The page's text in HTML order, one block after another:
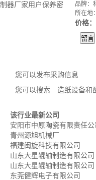
品牌：
所在地
价格
留言
您可以发布采购信息
您可以搜索
造纸设备和
该行业最新公司
安阳市中原陶瓷有限责任公
青州源旭机械厂
福建闽旋科技有限公司
山东大星辊轴制造有限公司
山东大星辊轴制造有限公司
东莞健辉电子有限公司